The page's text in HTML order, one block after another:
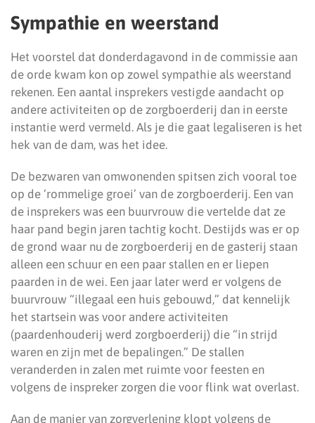
Sympathie en weerstand
Het voorstel dat donderdagavond in de commissie aan
de orde kwam kon op zowel sympathie als weerstand
rekenen. Een aantal insprekers vestigde aandacht op
andere activiteiten op de zorgboerderij dan in eerste
instantie werd vermeld. Als je die gaat legaliseren is het
hek van de dam, was het idee.
De bezwaren van omwonenden spitsen zich vooral toe
op de ‘rommelige groei’ van de zorgboerderij. Een van
de insprekers was een buurvrouw die vertelde dat ze
haar pand begin jaren tachtig kocht. Destijds was er op
de grond waar nu de zorgboerderij en de gasterij staan
alleen een schuur en een paar stallen en er liepen
paarden in de wei. Een jaar later werd er volgens de
buurvrouw “illegaal een huis gebouwd,” dat kennelijk
het startsein was voor andere activiteiten
(paardenhouderij werd zorgboerderij) die “in strijd
waren en zijn met de bepalingen.” De stallen
veranderden in zalen met ruimte voor feesten en
volgens de inspreker zorgen die voor flink wat overlast.
Aan de manier van zorgverlening klopt volgens de